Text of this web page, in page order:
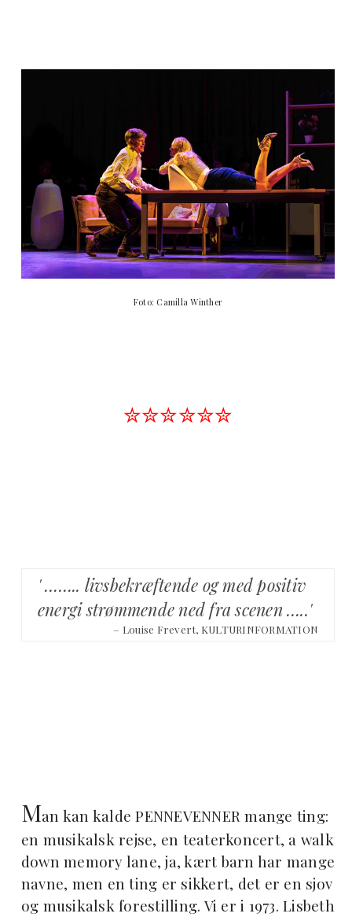
Foto: Camilla Winther
✮✮✮✮✮✮
' …….. livsbekræftende og med positiv
energi strømmende ned fra scenen …..'
– Louise Frevert, KULTURINFORMATION
Man kan kalde PENNEVENNER mange ting:
en musikalsk rejse, en teaterkoncert, a walk
down memory lane, ja, kært barn har mange
navne, men en ting er sikkert, det er en sjov
og musikalsk forestilling. Vi er i 1973. Lisbeth